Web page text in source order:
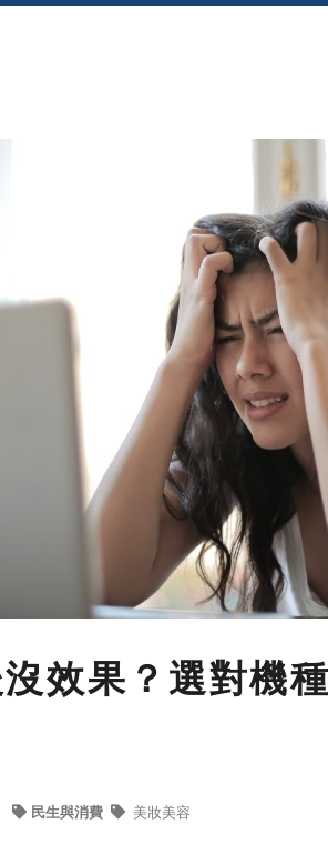
效果？選對機
民生與消費 美妝美容